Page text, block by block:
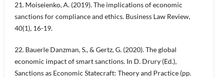
21. Moiseienko, A. (2019). The implications of economic
sanctions for compliance and ethics. Business Law Review,
40(1), 16-19.
22. Bauerle Danzman, S., & Gertz, G. (2020). The global
economic impact of smart sanctions. In D. Drury (Ed.),
Sanctions as Economic Statecraft: Theory and Practice (pp.